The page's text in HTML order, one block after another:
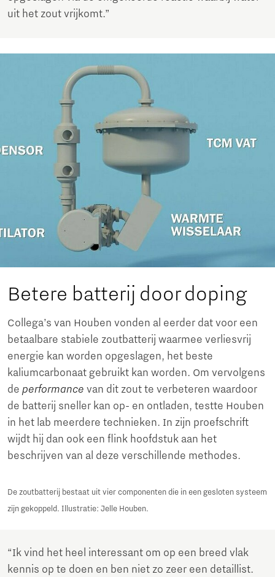
uit het zout vrijkomt.”
Betere batterij door doping
Collega’s van Houben vonden al eerder dat voor een
betaalbare stabiele zoutbatterij waarmee verliesvrij
energie kan worden opgeslagen, het beste
kaliumcarbonaat gebruikt kan worden. Om vervolgens
de performance van dit zout te verbeteren waardoor
de batterij sneller kan op- en ontladen, testte Houben
in het lab meerdere technieken. In zijn proefschrift
wijdt hij dan ook een flink hoofdstuk aan het
beschrijven van al deze verschillende methodes.
De zoutbatterij bestaat uit vier componenten die in een gesloten systeem
zijn gekoppeld. Illustratie: Jelle Houben.
“Ik vind het heel interessant om op een breed vlak
kennis op te doen en ben niet zo zeer een detaillist.